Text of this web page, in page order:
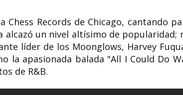
Records de Chicago, cantando
un nivel altísimo de popularidad;
líder de los Moonglows, Harvey
la apasionada balada "All I Could Do
de R&B.